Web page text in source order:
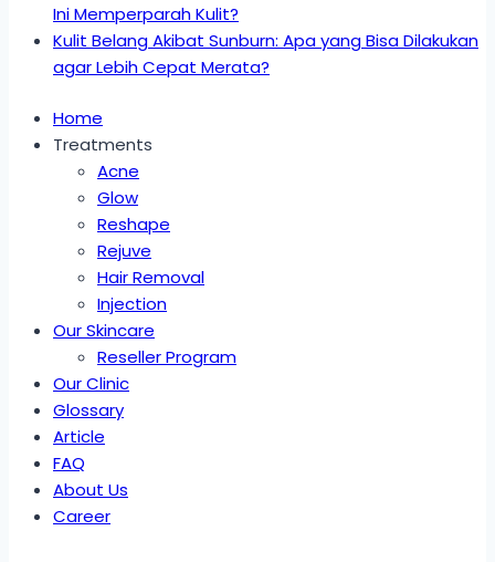
Ini Memperparah Kulit?
Kulit Belang Akibat Sunburn: Apa yang Bisa Dilakukan
agar Lebih Cepat Merata?
Home
Treatments
Acne
Glow
Reshape
Rejuve
Hair Removal
Injection
Our Skincare
Reseller Program
Our Clinic
Glossary
Article
FAQ
About Us
Career